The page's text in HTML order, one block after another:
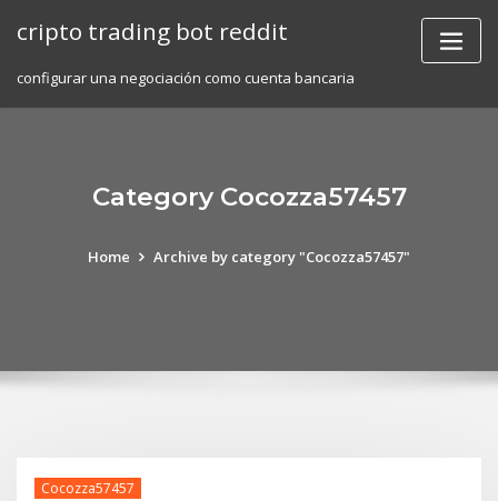
cripto trading bot reddit
configurar una negociación como cuenta bancaria
Category Cocozza57457
Home Archive by category "Cocozza57457"
Cocozza57457